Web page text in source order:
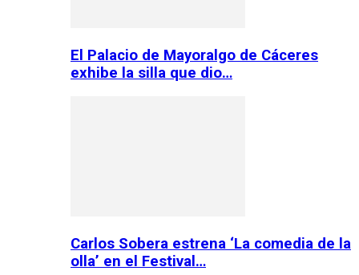
El Palacio de Mayoralgo de Cáceres
exhibe la silla que dio…
Carlos Sobera estrena ‘La comedia de la
olla’ en el Festival…